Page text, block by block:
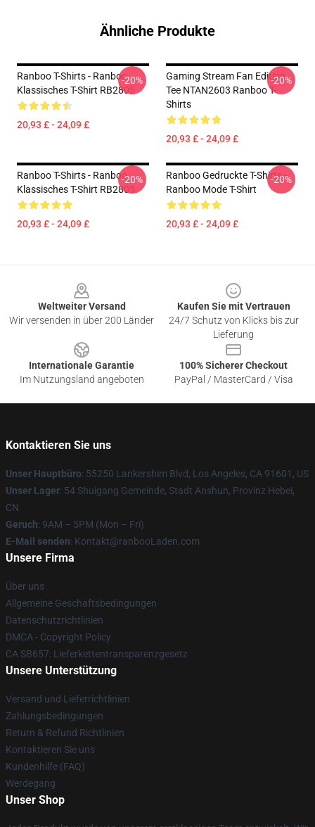
Ähnliche Produkte
Ranboo T-Shirts - Ranboo
Klassisches T-Shirt RB2805
20,93 £ - 24,09 £
-20%
Gaming Stream Fan Edition
Tee NTAN2603 Ranboo T-
Shirts
20,93 £ - 24,09 £
-20%
Ranboo T-Shirts - Ranboo
Klassisches T-Shirt RB2805
20,93 £ - 24,09 £
-20%
Ranboo Gedruckte T-Shirts -
Ranboo Mode T-Shirt
20,93 £ - 24,09 £
-20%
Weltweiter Versand
Wir versenden in über 200 Länder
Kaufen Sie mit Vertrauen
24/7 Schutz von Klicks bis zur
Lieferung
Internationale Garantie
Im Nutzungsland angeboten
100% Sicherer Checkout
PayPal / MasterCard / Visa
Kontaktieren Sie uns
Unser Hauptbüro: 55250 Lankershim Blvd, Los Angeles, CA 91601, US
Unser Lager: 54 Shuigang Gemeinde, Stadt Anshun, Provinz Hebei,
CN
Geruch: 9AM – 5PM (Mon – Fri)
E-Mail senden: Kontakt@ranbooLaden.com
Unsere Firma
Über uns
Allgemeine Geschäftsbedingungen
Datenschutzrichtlinien
DMCA - Copyright Policy
CA SB657: Lieferkettentransparenzgesetz
Unsere Unterstützung
Versand und Lieferrichtlinien
Zahlungsbedingungen
Return & Refund Richtlinien
Kontaktieren Sie uns
Kundenhilfe (FAQ)
Werdegang
Unser Shop